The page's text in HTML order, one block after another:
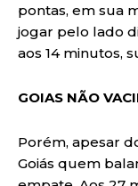
pontas, em sua
jogar pelo lado
aos 14 minutos,
GOIAS NÃO
Porém, apesar
Goiás quem